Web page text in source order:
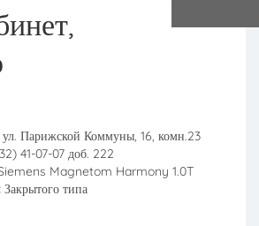
Парижской Коммуны, 16, комн.23
41-07-07 доб. 222
Magnetom Harmony 1.0T
Закрытого типа